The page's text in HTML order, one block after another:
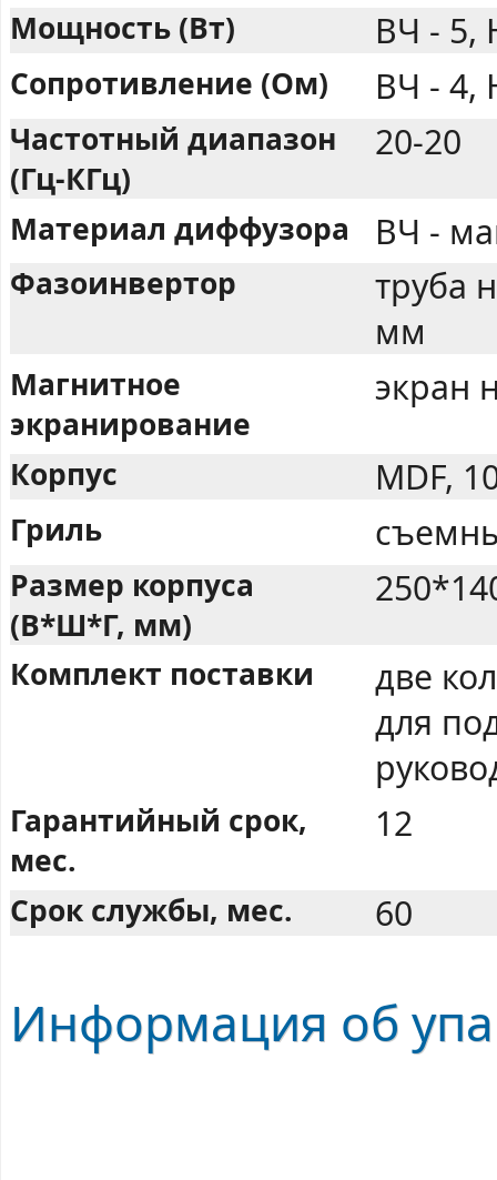
Мощность (Вт) ВЧ - 5,
Сопротивление (Ом) ВЧ - 4,
Частотный диапазон
(Гц-КГц)
20-20
Материал диффузора ВЧ -
Фазоинвертор
труба
мм
Магнитное
экранирование
экран
Корпус MDF,
Гриль
Размер корпуса
(В*Ш*Г, мм)
Комплект поставки
две
для
Гарантийный срок,
мес.
12
Срок службы, мес. 60
Информация об